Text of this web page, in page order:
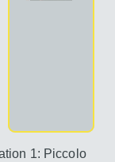
1: Piccolo